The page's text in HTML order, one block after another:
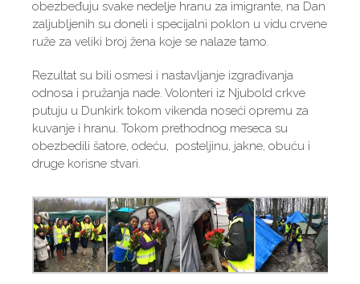
obezbeđuju svake nedelje hranu za imigrante, na Dan
zaljubljenih su doneli i specijalni poklon u vidu crvene
ruže za veliki broj žena koje se nalaze tamo.
Rezultat su bili osmesi i nastavljanje izgrađivanja
odnosa i pružanja nade. Volonteri iz Njubold crkve
putuju u Dunkirk tokom vikenda noseći opremu za
kuvanje i hranu. Tokom prethodnog meseca su
obezbedili šatore, odeću, posteljinu, jakne, obuću i
druge korisne stvari.